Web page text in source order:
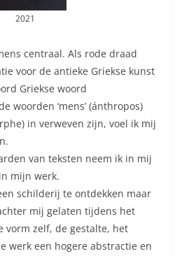
2021
centraal. Als rode draad
voor de antieke Griekse kunst
Griekse woord
woorden ‘mens’ (ánthropos)
in verweven zijn, voel ik mij
van teksten neem ik in mij
mijn werk.
schilderij te ontdekken maar
mij gelaten tijdens het
vorm zelf, de gestalte, het
werk een hogere abstractie en